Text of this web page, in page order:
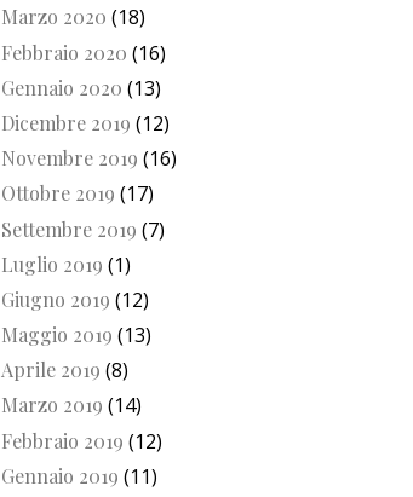
Marzo 2020 (18)
Febbraio 2020 (16)
Gennaio 2020 (13)
Dicembre 2019 (12)
Novembre 2019 (16)
Ottobre 2019 (17)
Settembre 2019 (7)
Luglio 2019 (1)
Giugno 2019 (12)
Maggio 2019 (13)
Aprile 2019 (8)
Marzo 2019 (14)
Febbraio 2019 (12)
Gennaio 2019 (11)